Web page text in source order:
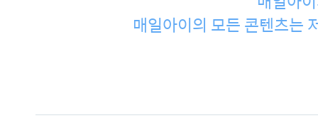
매일아이의 모든 콘텐츠는